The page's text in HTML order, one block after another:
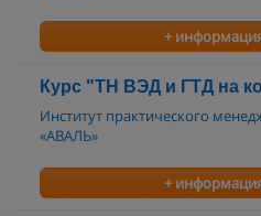
+
Курс "ТН ВЭД и ГТД на
Институт практического
«АВАЛЬ»
+